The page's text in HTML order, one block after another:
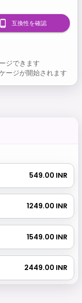
ジできます
ージが開始されます
互換性を確認
₹ 549.00 INR
₹ 1249.00 INR
₹ 1549.00 INR
₹ 2449.00 INR